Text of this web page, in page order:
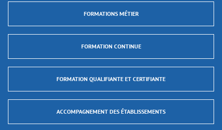
FORMATIONS MÉTIER
FORMATION CONTINUE
FORMATION QUALIFIANTE ET CERTIFIANTE
ACCOMPAGNEMENT DES ÉTABLISSEMENTS